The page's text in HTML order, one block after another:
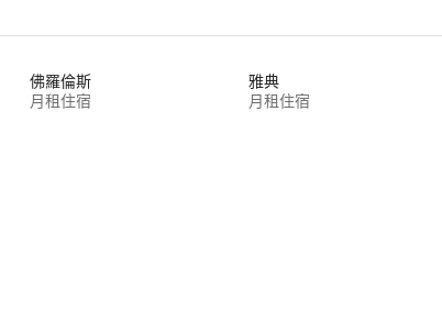
佛羅倫斯
月租住宿
雅典
月租住宿